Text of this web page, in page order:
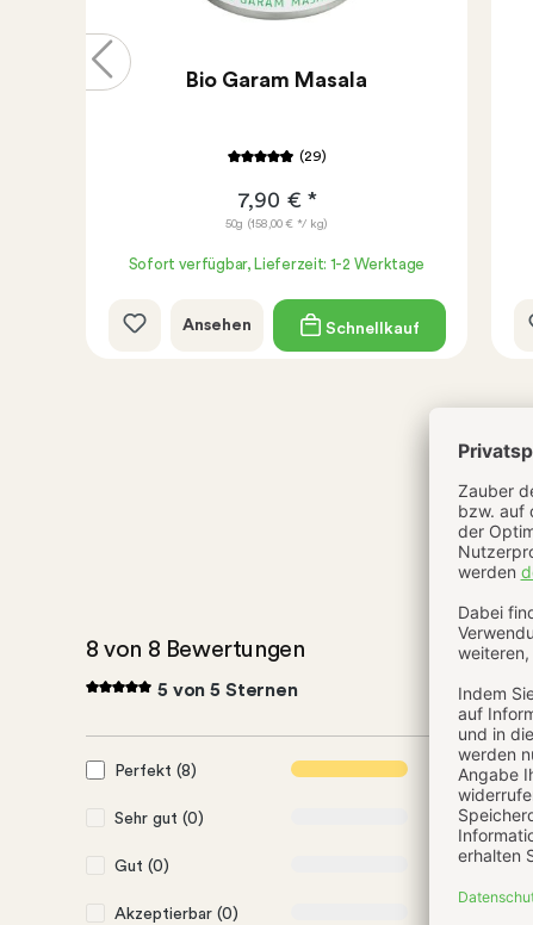
Bio Garam Masala
(29)
7,90 € *
50g (158,00 € */ kg)
Sofort verfügbar, Lieferzeit: 1-2 Werktage
Ansehen Schnellkauf
8 von 8 Bewertungen
5 von 5 Sternen
Perfekt (8) 100%
Sehr gut (0) 0%
Gut (0) 0%
Akzeptierbar (0)